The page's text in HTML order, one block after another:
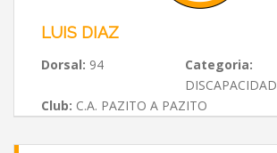
LUIS DIAZ
Dorsal: 94
Categoria:
Club: C.A. PAZITO A PAZITO